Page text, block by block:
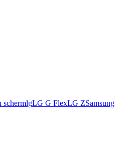
schermlgLG G FlexLG ZSamsung